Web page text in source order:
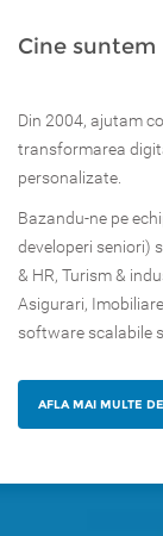
Cine suntem
Din 2004, ajutam
transformarea
personalizate.
Bazandu-ne pe
developeri seniori)
& HR, Turism &
Asigurari,
software scalabile
AFLA MAI MULTE